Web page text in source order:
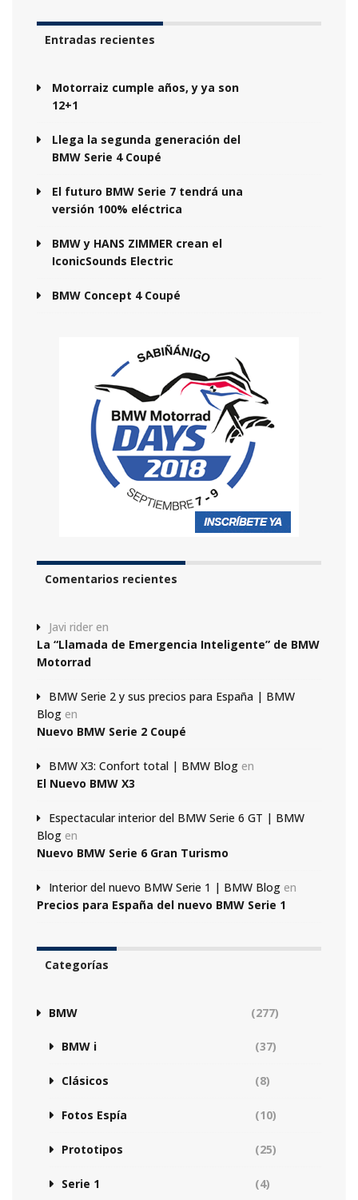
Entradas recientes
Motorraiz cumple años, y ya son
12+1
Llega la segunda generación del
BMW Serie 4 Coupé
El futuro BMW Serie 7 tendrá una
versión 100% eléctrica
BMW y HANS ZIMMER crean el
IconicSounds Electric
BMW Concept 4 Coupé
Comentarios recientes
Javi rider en
La “Llamada de Emergencia Inteligente” de BMW
Motorrad
BMW Serie 2 y sus precios para España | BMW
Blog en
Nuevo BMW Serie 2 Coupé
BMW X3: Confort total | BMW Blog en
El Nuevo BMW X3
Espectacular interior del BMW Serie 6 GT | BMW
Blog en
Nuevo BMW Serie 6 Gran Turismo
Interior del nuevo BMW Serie 1 | BMW Blog en
Precios para España del nuevo BMW Serie 1
Categorías
BMW (277)
BMW i (37)
Clásicos (8)
Fotos Espía (10)
Prototipos (25)
Serie 1 (4)